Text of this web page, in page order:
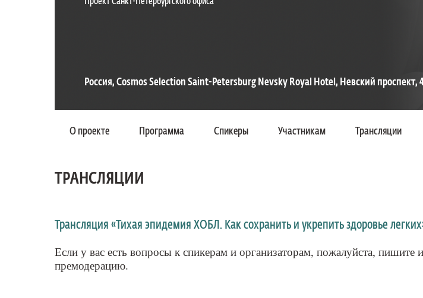
Россия, Cosmos Selection Saint-Petersburg Nevsky Royal Hotel, Невский проспект,
О проекте Программа Спикеры Участникам Трансляции
ТРАНСЛЯЦИИ
Трансляция «Тихая эпидемия ХОБЛ. Как сохранить и укрепить здоровье
Если у вас есть вопросы к спикерам и организаторам, пожалуйста,
премодерацию.